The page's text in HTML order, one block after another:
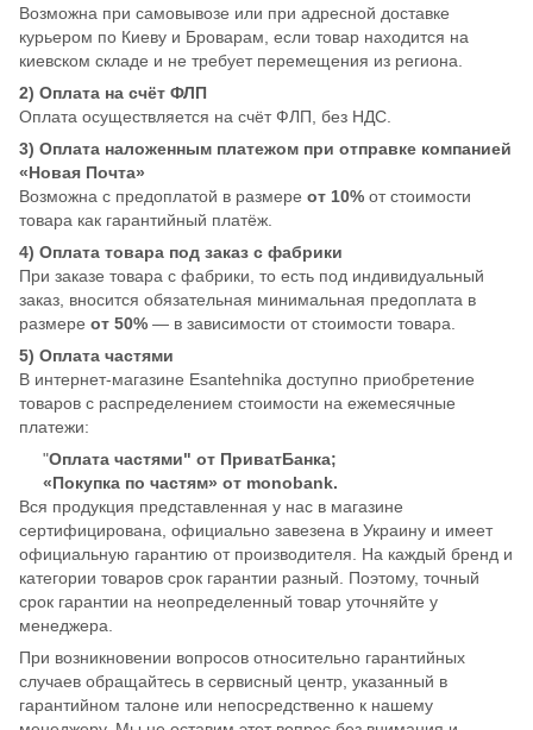
Возможна при самовывозе или при адресной доставке
курьером по Киеву и Броварам, если товар находится на
киевском складе и не требует перемещения из региона.
2) Оплата на счёт ФЛП
Оплата осуществляется на счёт ФЛП, без НДС.
3) Оплата наложенным платежом при отправке компанией
«Новая Почта»
Возможна с предоплатой в размере от 10% от стоимости
товара как гарантийный платёж.
4) Оплата товара под заказ с фабрики
При заказе товара с фабрики, то есть под индивидуальный
заказ, вносится обязательная минимальная предоплата в
размере от 50% — в зависимости от стоимости товара.
5) Оплата частями
В интернет-магазине Esantehnika доступно приобретение
товаров с распределением стоимости на ежемесячные
платежи:
"Оплата частями" от ПриватБанка;
«Покупка по частям» от monobank.
Вся продукция представленная у нас в магазине
сертифицирована, официально завезена в Украину и имеет
официальную гарантию от производителя. На каждый бренд и
категории товаров срок гарантии разный. Поэтому, точный
срок гарантии на неопределенный товар уточняйте у
менеджера.
При возникновении вопросов относительно гарантийных
случаев обращайтесь в сервисный центр, указанный в
гарантийном талоне или непосредственно к нашему